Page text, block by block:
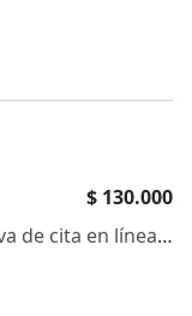
$ 130.000
Este especialista no ofrece reserva de cita en línea en esta dirección.